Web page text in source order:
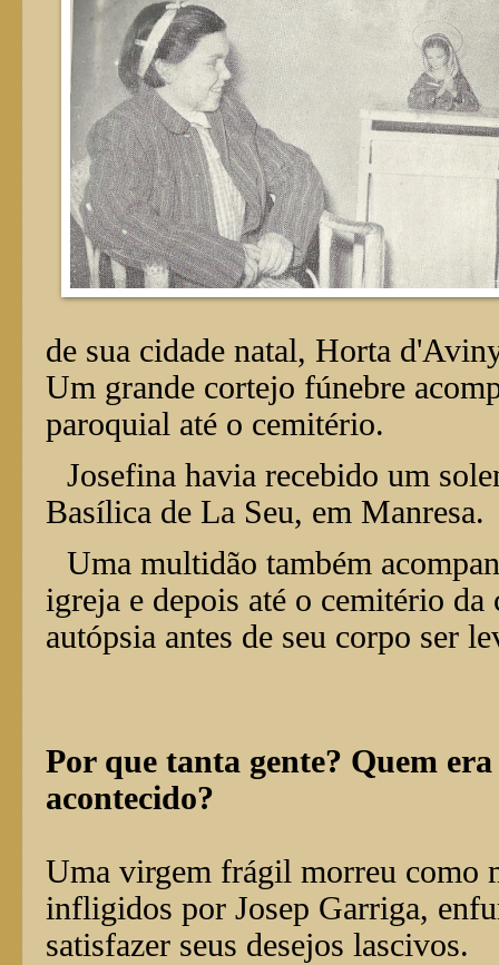
de sua cidade natal, Horta
Um grande cortejo fúnebre
paroquial até o cemitério.
Josefina havia recebido um
Basílica de La Seu, em Manresa.
Uma multidão também
igreja e depois até o cemitério
autópsia antes de seu corpo ser
Por que tanta gente? Quem
acontecido?
Uma virgem frágil morreu como
infligidos por Josep Garriga,
satisfazer seus desejos lascivos.